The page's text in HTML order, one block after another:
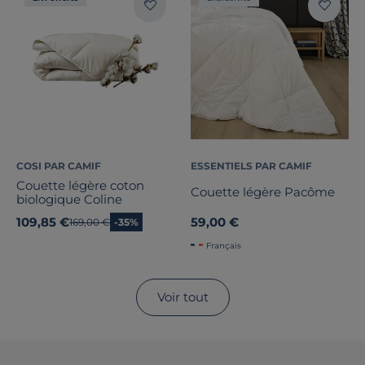
COSI PAR CAMIF
Couette légère coton
biologique Coline
109,85 €Ancien prix
169,00 € -35%
ESSENTIELS PAR CAMIF
Couette légère Pacôme
59,00 €
Français
Voir tout